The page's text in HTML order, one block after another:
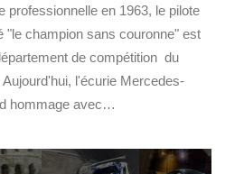
professionnelle en 1963, le pilote
"le champion sans couronne" est
de compétition du
l'écurie Mercedes-
hommage avec…